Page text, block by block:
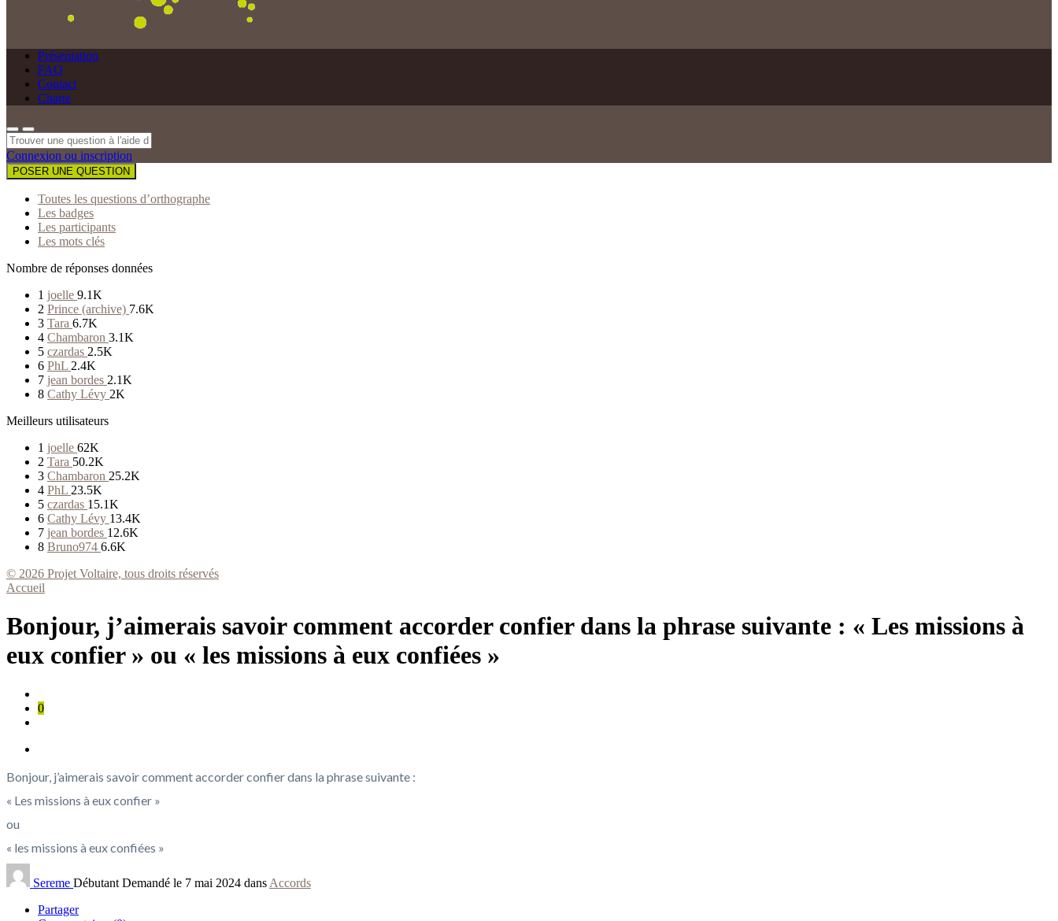
Présentation
FAQ
Contact
Charte
Connexion ou inscription
POSER UNE QUESTION
Toutes les questions d’orthographe
Les badges
Les participants
Les mots clés
Nombre de réponses données
1 joelle 9.1K
2 Prince (archive) 7.6K
3 Tara 6.7K
4 Chambaron 3.1K
5 czardas 2.5K
6 PhL 2.4K
7 jean bordes 2.1K
8 Cathy Lévy 2K
Meilleurs utilisateurs
1 joelle 62K
2 Tara 50.2K
3 Chambaron 25.2K
4 PhL 23.5K
5 czardas 15.1K
6 Cathy Lévy 13.4K
7 jean bordes 12.6K
8 Bruno974 6.6K
© 2026 Projet Voltaire, tous droits réservés
Accueil
Bonjour, j’aimerais savoir comment accorder confier dans la phrase suivante : « Les missions à
eux confier » ou « les missions à eux confiées »
0
Bonjour, j’aimerais savoir comment accorder confier dans la phrase suivante :
« Les missions à eux confier »
ou
« les missions à eux confiées »
Sereme Débutant Demandé le 7 mai 2024 dans Accords
Partager